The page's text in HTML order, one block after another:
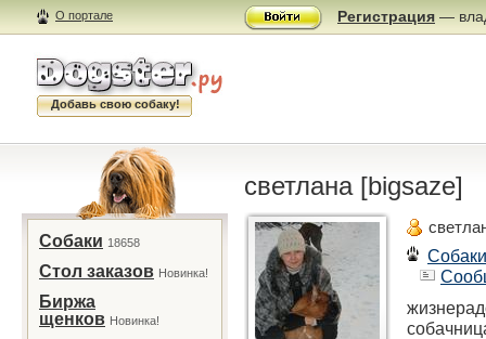
О портале Регистрация —
Добавь свою собаку!
Собаки 18658
Стол заказов Новинка!
Биржа
щенков Новинка!
светлана [bigsaze]
Собаки